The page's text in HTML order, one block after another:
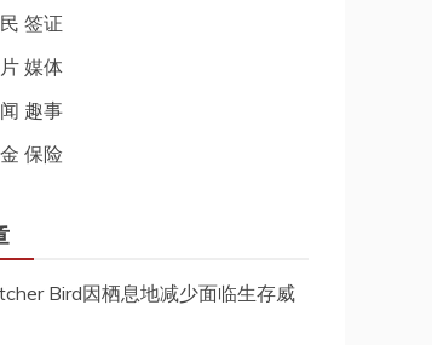
签证
媒体
趣事
保险
Bird因栖息地减少面临生存威